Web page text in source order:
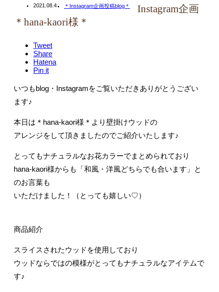
2021.08.4 ＊Instagram企画投稿blog＊
Instagram企画
＊hana-kaori様＊
Tweet
Share
Hatena
Pin it
いつもblog・Instagramをご覧いただきありがとうござい
ます♪
本日は＊hana-kaori様＊より壁掛けウッドの
アレンジをして頂きましたのでご紹介いたします♪
とってもナチュラルなお花カラーでまとめられており
hana-kaori様からも「和風・洋風どちらでも合います」と
のお言葉も
いただけました！（とっても嬉しい♡）
商品紹介
スライスされたウッドを使用しており
ウッドならではの模様がとってもナチュラルなアイテムで
す♪